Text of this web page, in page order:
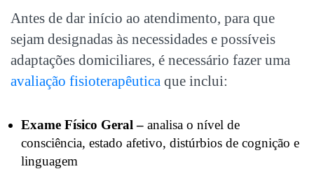
Antes de dar início ao atendimento, para que
sejam designadas às necessidades e possíveis
adaptações domiciliares, é necessário fazer uma
avaliação fisioterapêutica que inclui:
Exame Físico Geral – analisa o nível de
consciência, estado afetivo, distúrbios de cognição e
linguagem